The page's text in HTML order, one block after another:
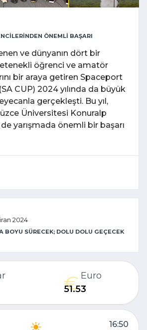
ÖNEMLİ BAŞARI
ve dünyanın dört bir
öğrenci ve amatör
bir araya getiren Spaceport
CUP) 2024 yılında da büyük
gerçekleşti. Bu yıl,
Üniversitesi Konuralp
yarışmada önemli bir başarı
2024
BOYU SÜRECEK; DOLU DOLU GEÇECEK
Euro
51.53
16:50